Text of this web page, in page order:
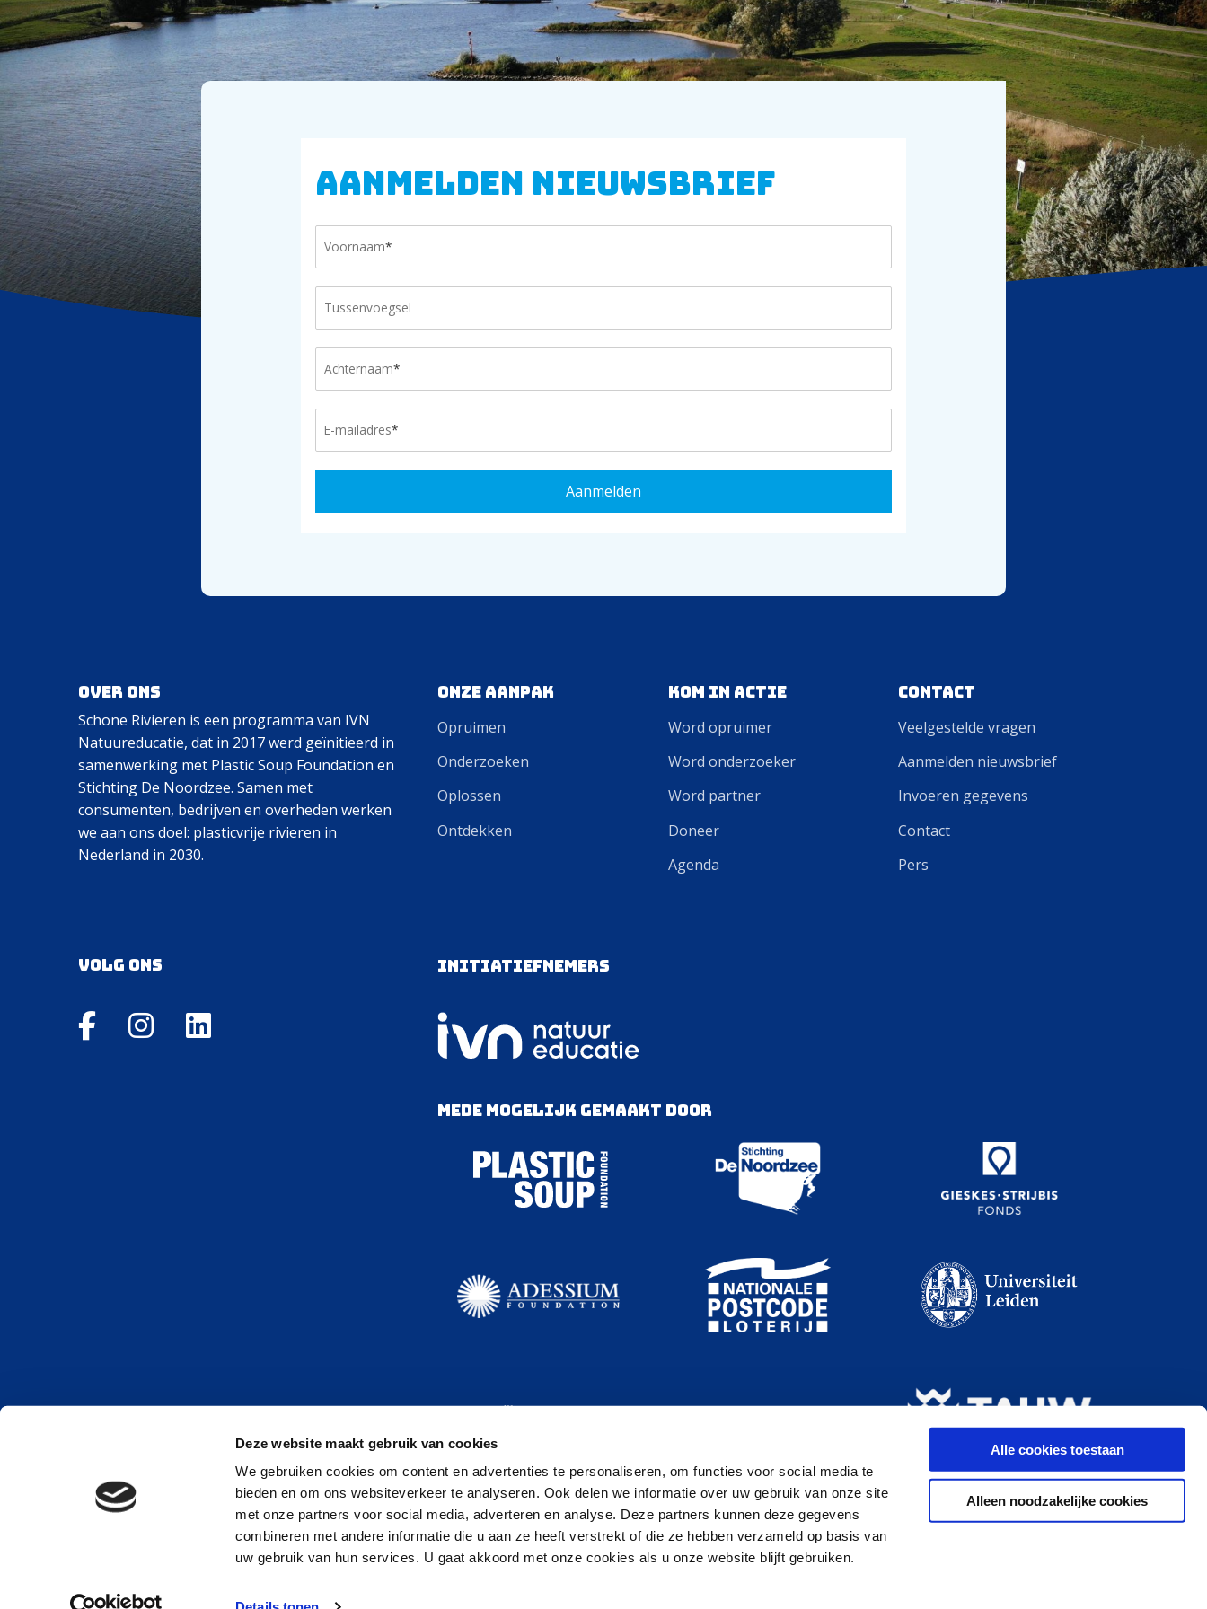
Deze website maakt gebruik van cookies
We gebruiken cookies om content en advertenties te personaliseren, om functies voor social media te
bieden en om ons websiteverkeer te analyseren. Ook delen we informatie over uw gebruik van onze site
met onze partners voor social media, adverteren en analyse. Deze partners kunnen deze gegevens
combineren met andere informatie die u aan ze heeft verstrekt of die ze hebben verzameld op basis van
uw gebruik van hun services. U gaat akkoord met onze cookies als u onze website blijft gebruiken.
Alle cookies toestaan
Alleen noodzakelijke cookies
Over ons
Schone Rivieren is een programma van IVN
Natuureducatie, dat in 2017 werd geïnitieerd in
samenwerking met Plastic Soup Foundation en
Stichting De Noordzee. Samen met
consumenten, bedrijven en overheden werken
we aan ons doel: plasticvrije rivieren in
Nederland in 2030.
Onze aanpak
Opruimen
Onderzoeken
Oplossen
Ontdekken
Kom in actie
Word opruimer
Word onderzoeker
Word partner
Doneer
Agenda
Contact
Veelgestelde vragen
Aanmelden nieuwsbrief
Invoeren gegevens
Contact
Pers
Volg ons Initiatiefnemers
Mede mogelijk gemaakt door